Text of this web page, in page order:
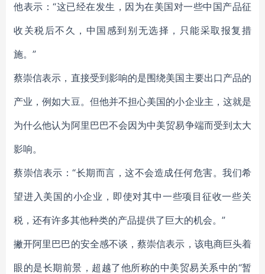
他表示：“这已经在发生，因为在美国对一些中国产品征
收关税后不久，中国感到别无选择，只能采取报复措
施。”
蔡崇信表示，直接受到影响的是围绕美国主要出口产品的
产业，例如大豆。但他并不担心美国的小企业主，这就是
为什么他认为阿里巴巴不会因为中美贸易争端而受到太大
影响。
蔡崇信表示：“长期而言，这不会造成任何危害。我们希
望进入美国的小企业，即使对其中一些项目征收一些关
税，还有许多其他种类的产品提供了巨大的机会。”
撇开阿里巴巴的安全感不谈，蔡崇信表示，该电商巨头着
眼的是长期前景，超越了他所称的中美贸易关系中的“暂